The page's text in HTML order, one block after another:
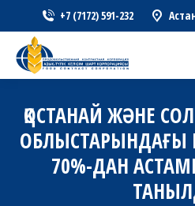
+7 (7172) 591-232
ҚОСТАНАЙ ЖӘНЕ
ОБЛЫСТАРЫНДАҒЫ
70%-ДАН